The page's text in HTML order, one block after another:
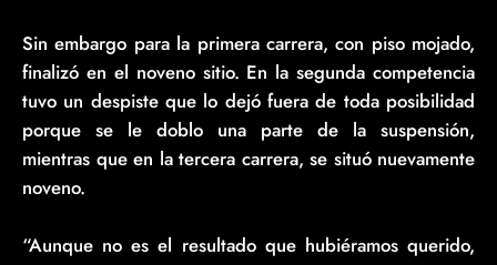
Sin embargo para la primera carrera, con piso mojado,
finalizó en el noveno sitio. En la segunda competencia
tuvo un despiste que lo dejó fuera de toda posibilidad
porque se le doblo una parte de la suspensión,
mientras que en la tercera carrera, se situó nuevamente
noveno.
“Aunque no es el resultado que hubiéramos querido,